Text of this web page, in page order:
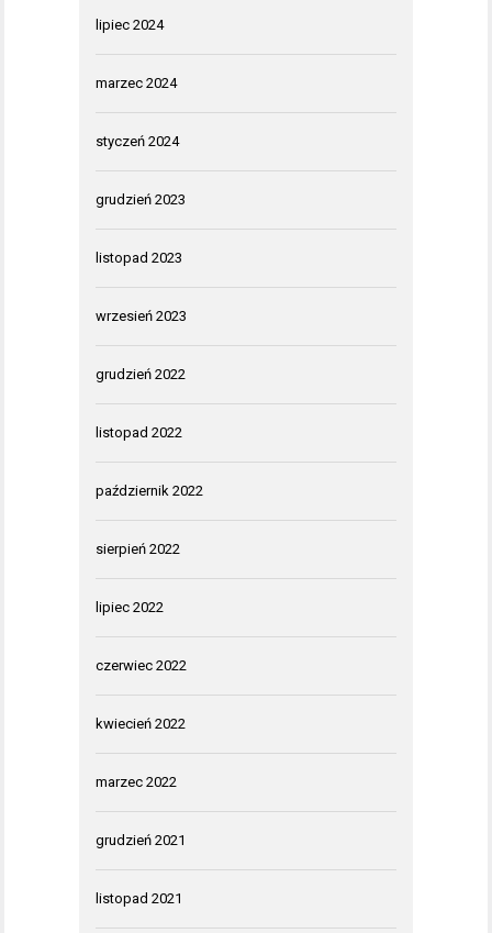
lipiec 2024
marzec 2024
styczeń 2024
grudzień 2023
listopad 2023
wrzesień 2023
grudzień 2022
listopad 2022
październik 2022
sierpień 2022
lipiec 2022
czerwiec 2022
kwiecień 2022
marzec 2022
grudzień 2021
listopad 2021